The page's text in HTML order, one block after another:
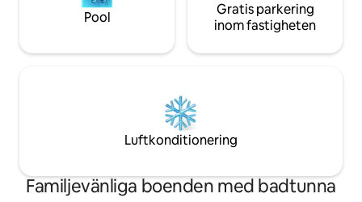
Pool
Gratis parkering
inom fastigheten
Luftkonditionering
Familjevänliga boenden med badtunna